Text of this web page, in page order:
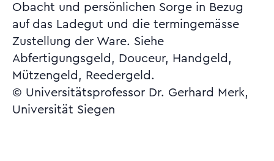
Obacht und persönlichen Sorge in Bezug
auf das Ladegut und die termingemässe
Zustellung der Ware. Siehe
Abfertigungsgeld, Douceur, Handgeld,
Mützengeld, Reedergeld.
© Universitätsprofessor Dr. Gerhard Merk,
Universität Siegen